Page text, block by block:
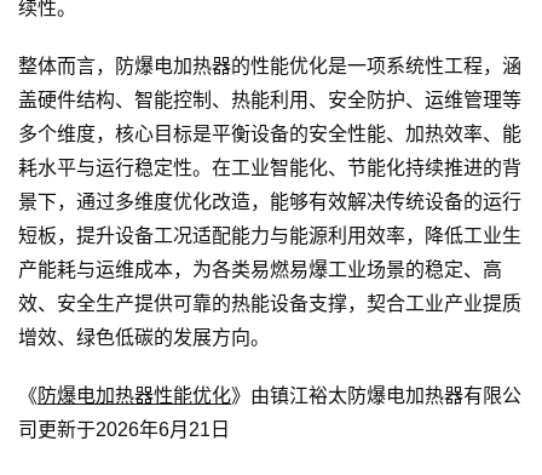
续性。
整体而言，防爆电加热器的性能优化是一项系统性工程，涵
盖硬件结构、智能控制、热能利用、安全防护、运维管理等
多个维度，核心目标是平衡设备的安全性能、加热效率、能
耗水平与运行稳定性。在工业智能化、节能化持续推进的背
景下，通过多维度优化改造，能够有效解决传统设备的运行
短板，提升设备工况适配能力与能源利用效率，降低工业生
产能耗与运维成本，为各类易燃易爆工业场景的稳定、高
效、安全生产提供可靠的热能设备支撑，契合工业产业提质
增效、绿色低碳的发展方向。
《 防爆电加热器性能优化》由镇江裕太防爆电加热器有限公
司更新于2026年6月21日